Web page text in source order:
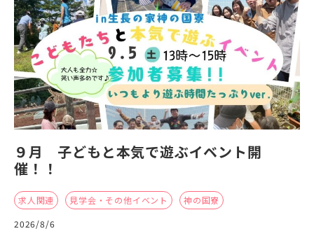
９月 子どもと本気で遊ぶイベント開
催！！
求人関連 見学会・その他イベント
神の国寮
2026/8/6